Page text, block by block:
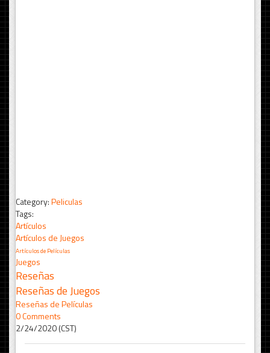
Category:Peliculas
Tags:
Artículos
Artículos de Juegos
Artículos de Películas
Juegos
Reseñas
Reseñas de Juegos
Reseñas de Películas
0 Comments
2/24/2020 (CST)